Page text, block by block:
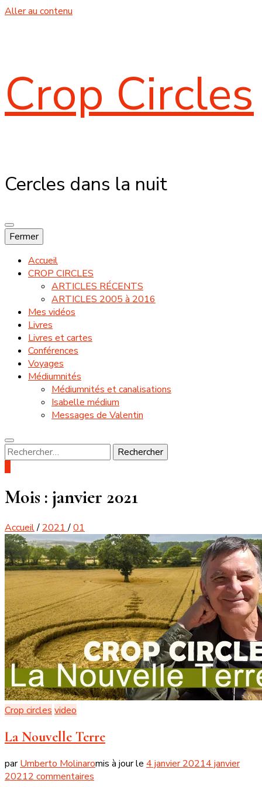
Aller au contenu
Crop Circles
Cercles dans la nuit
Fermer
Accueil
CROP CIRCLES
ARTICLES RÉCENTS
ARTICLES 2005 à 2016
Mes vidéos
Livres
Livres et cartes
Conférences
Voyages
Médiumnités
Médiumnités et canalisations
Isabelle médium
Messages de Valentin
Rechercher :
Mois : janvier 2021
Accueil/ 2021/01
Crop circles video
La Nouvelle Terre
parUmberto Molinaromis à jour le 4 janvier 20214 janvier
20212 commentaires